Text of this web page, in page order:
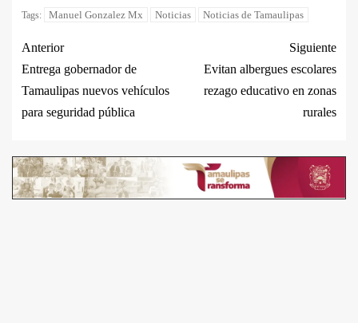
Tags: Manuel Gonzalez Mx Noticias Noticias de Tamaulipas
Anterior
Entrega gobernador de
Tamaulipas nuevos vehículos
para seguridad pública
Siguiente
Evitan albergues escolares
rezago educativo en zonas
rurales